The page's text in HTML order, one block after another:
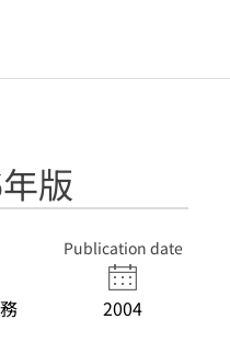
版
Publication date
2004